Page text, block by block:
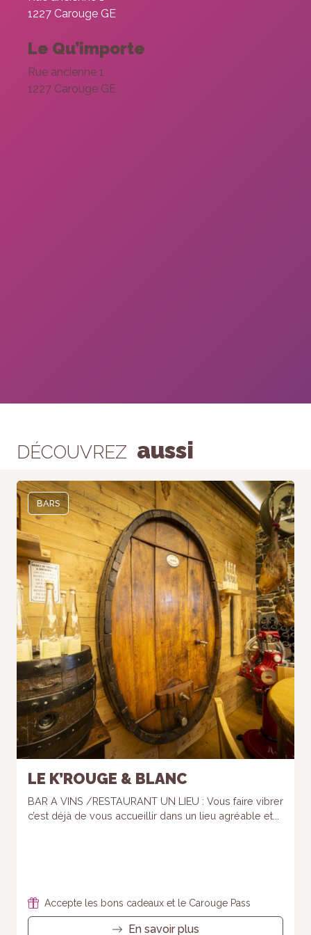
1227 Carouge GE
Le Qu’importe
Rue ancienne 1
1227 Carouge GE
DÉCOUVREZ aussi
BARS
LE K’ROUGE & BLANC
BAR A VINS /RESTAURANT UN LIEU : Vous faire vibrer
c’est déjà de vous accueillir dans un lieu agréable et...
Accepte les bons cadeaux et le Carouge Pass
En savoir plus